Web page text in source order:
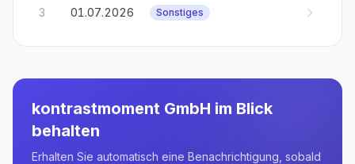
3 01.07.2026 Sonstiges
kontrastmoment GmbH im Blick
behalten
Erhalten Sie automatisch eine Benachrichtigung, sobald